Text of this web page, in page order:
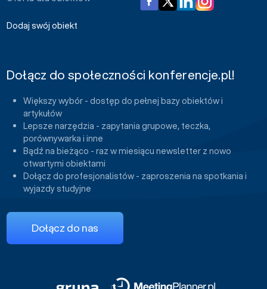
Dodaj swój obiekt
Dołącz do społeczności konferencje.pl!
Większy wybór - dostęp do pełnej bazy obiektów i
artykułów
Lepsze narzędzia - zapytania grupowe, teczka,
porównywarka i inne
Bądź na bieżąco - raz w miesiącu newsletter z nowo
otwartymi obiektami
Dołącz do profesjonalistów - zaproszenia na spotkania i
wyjazdy studyjne
Dołącz do nas